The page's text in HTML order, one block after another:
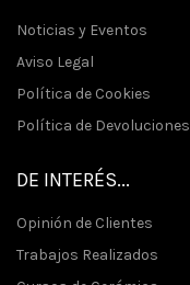
Noticias y Eventos
Aviso Legal
Política de Cookies
Política de Devoluciones
DE INTERÉS...
Opinión de Clientes
Trabajos Realizados